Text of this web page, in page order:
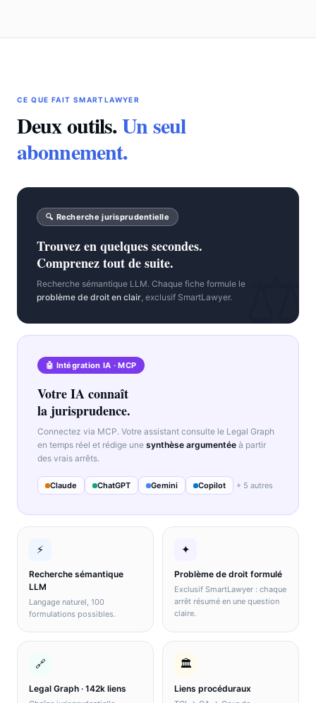
CE QUE FAIT SMARTLAWYER
Deux outils.Un seul
abonnement.
⚖
🔍 Recherche jurisprudentielle
Trouvez en quelques secondes.
Comprenez tout de suite.
Recherche sémantique LLM. Chaque fiche formule le
problème de droit en clair, exclusif SmartLawyer.
🤖 Intégration IA · MCP
Votre IA connaît
la jurisprudence.
Connectez via MCP. Votre assistant consulte le Legal Graph
en temps réel et rédige une synthèse argumentée à partir
des vrais arrêts.
Claude ChatGPT Gemini Copilot + 5 autres
⚡
Recherche sémantique
LLM
Langage naturel, 100
formulations possibles.
✦
Problème de droit formulé
Exclusif SmartLawyer : chaque
arrêt résumé en une question
claire.
🔗
Legal Graph · 142k liens
🏛️
Liens procéduraux